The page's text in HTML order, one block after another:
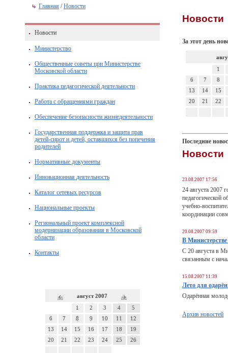
Главная /Новости
Новости
Министерство
Общественные советы при Министерстве
Московской области
Практика педагогической деятельности
Работа с обращениями граждан
Обеспечение безопасности жизнедеятельности
Государственная поддержка и защита прав
детей-сирот и детей, оставшихся без попечения
родителей
Нормативные документы
Инновационная деятельность
Каталог сетевых ресурсов
Национальные проекты
Региональный проект комплексной
модернизации образования в Московской
области
Контакты
август 2007
1 2 3 4
5
6
7 8 9 10 11
12
13
14 15 16 17 18
19
20
21 22 23 24 25 26
Новости
За этот день
1
6
7
8
13
14
15
20
21 22
Последние
Новости
23.08.2007 17:56
24 августа 2007
педагогической
учебно-
координации
20.08.2007 09:59
В Министерстве
С 20 августа в
связанным с
15.08.2007 11:39
Лето для
Одарённая
Архив новостей